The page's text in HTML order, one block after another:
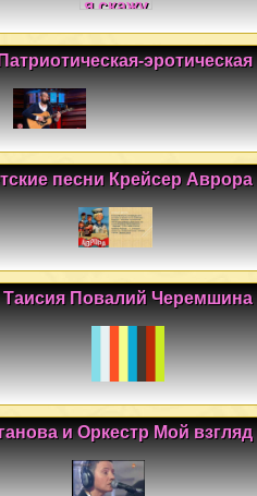
эротическая
песни Крейсер Аврора
Таисия Повалий Черемшина
и Оркестр Мой взгляд